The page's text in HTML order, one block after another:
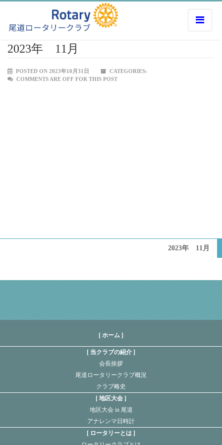
2023年 11月
POSTED ON 2023年10月31日
CATEGORIES:
COMMENTS ARE OFF FOR THIS POST
2023年 11月
[ ホーム ]
当クラブの紹介
会長挨拶
尾道ロータリークラブ概況
クラブ略史
地区大会
地区大会 in 尾道
アナレンマ日時計
ロータリーとは